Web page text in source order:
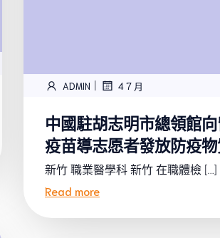
ADMIN | 4 7 月
中國駐胡志明市總領館
疫苗導志愿者發放防疫
新竹 職業醫學科 新竹 在職體檢 […]
Read more